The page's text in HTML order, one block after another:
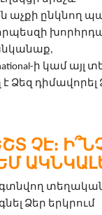
ընկնող
ի կամ այլ
Ձեզ դիմավորել
ՉԷ։
գտնվող
Ձեր երկրում